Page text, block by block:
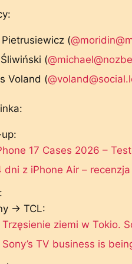
(
(
Voland (
17 Cases 2026 –
dni z iPhone Air – recenzja
→ TCL:
Trzęsienie ziemi w Tokio.
Sony’s TV business is